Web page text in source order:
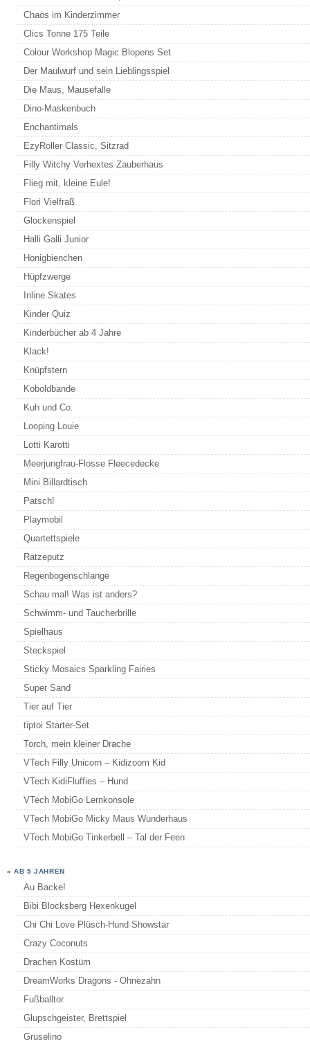
Chaos im Kinderzimmer
Clics Tonne 175 Teile
Colour Workshop Magic Blopens Set
Der Maulwurf und sein Lieblingsspiel
Die Maus, Mausefalle
Dino-Maskenbuch
Enchantimals
EzyRoller Classic, Sitzrad
Filly Witchy Verhextes Zauberhaus
Flieg mit, kleine Eule!
Flori Vielfraß
Glockenspiel
Halli Galli Junior
Honigbienchen
Hüpfzwerge
Inline Skates
Kinder Quiz
Kinderbücher ab 4 Jahre
Klack!
Knüpfstern
Koboldbande
Kuh und Co.
Looping Louie
Lotti Karotti
Meerjungfrau-Flosse Fleecedecke
Mini Billardtisch
Patsch!
Playmobil
Quartettspiele
Ratzeputz
Regenbogenschlange
Schau mal! Was ist anders?
Schwimm- und Taucherbrille
Spielhaus
Steckspiel
Sticky Mosaics Sparkling Fairies
Super Sand
Tier auf Tier
tiptoi Starter-Set
Torch, mein kleiner Drache
VTech Filly Unicorn – Kidizoom Kid
VTech KidiFluffies – Hund
VTech MobiGo Lernkonsole
VTech MobiGo Micky Maus Wunderhaus
VTech MobiGo Tinkerbell – Tal der Feen
»AB 5 JAHREN
Au Backe!
Bibi Blocksberg Hexenkugel
Chi Chi Love Plüsch-Hund Showstar
Crazy Coconuts
Drachen Kostüm
DreamWorks Dragons - Ohnezahn
Fußballtor
Glupschgeister, Brettspiel
Gruselino